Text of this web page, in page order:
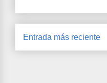
Entrada más reciente